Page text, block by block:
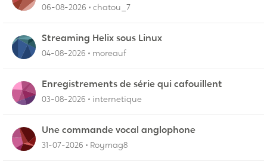
06-08-2026
chatou_7
Streaming Helix sous Linux
04-08-2026 moreauf
Enregistrements de série qui cafouillent
03-08-2026 internetique
Une commande vocal anglophone
31-07-2026 Roymag8